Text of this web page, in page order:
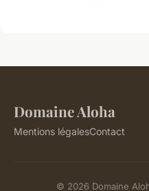
Domaine Aloha
Mentions légalesContact
© 2026 Domaine